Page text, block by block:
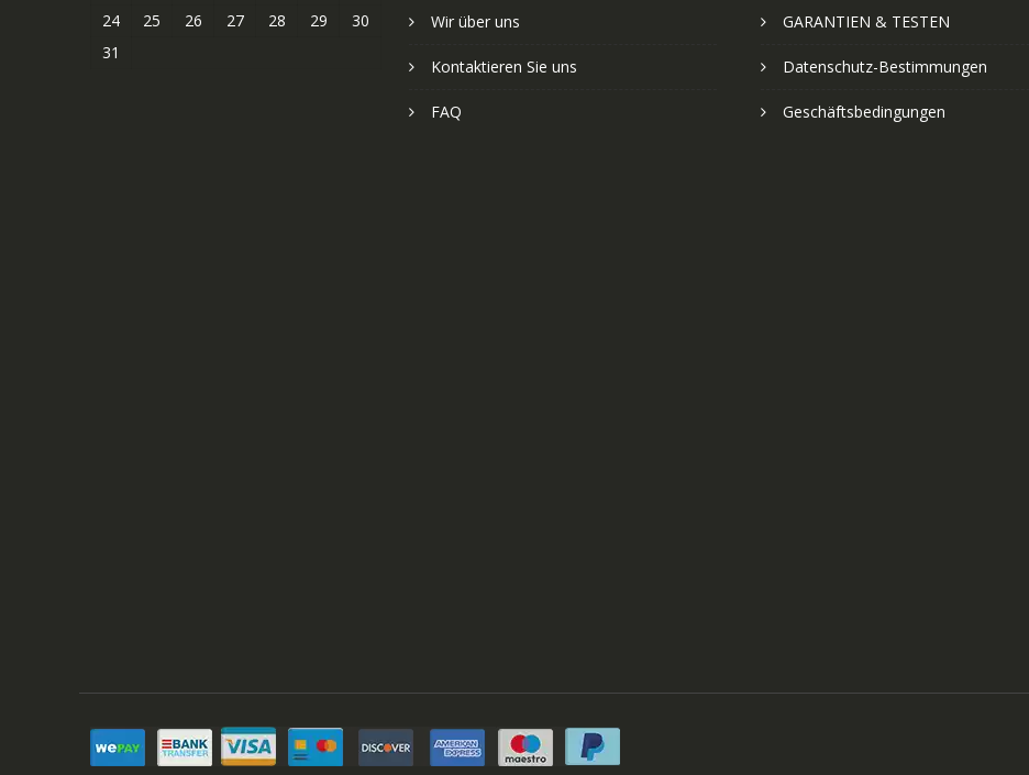
24
25 26 27 28 29
30
31
Wir über uns
Kontaktieren Sie uns
FAQ
GARANTIEN & TESTEN
Datenschutz-Bestimmungen
Geschäftsbedingungen